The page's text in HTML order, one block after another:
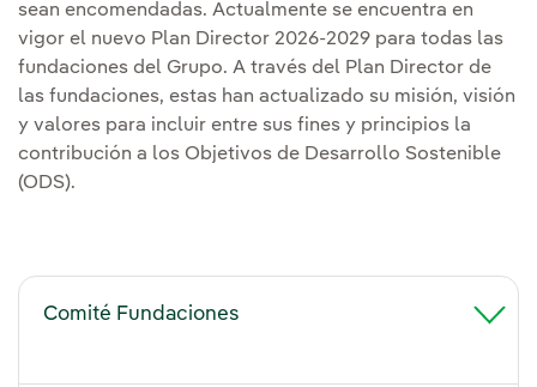
sean encomendadas. Actualmente se encuentra en
vigor el nuevo Plan Director 2026-2029 para todas las
fundaciones del Grupo. A través del Plan Director de
las fundaciones, estas han actualizado su misión, visión
y valores para incluir entre sus fines y principios la
contribución a los Objetivos de Desarrollo Sostenible
(ODS).
Comité Fundaciones